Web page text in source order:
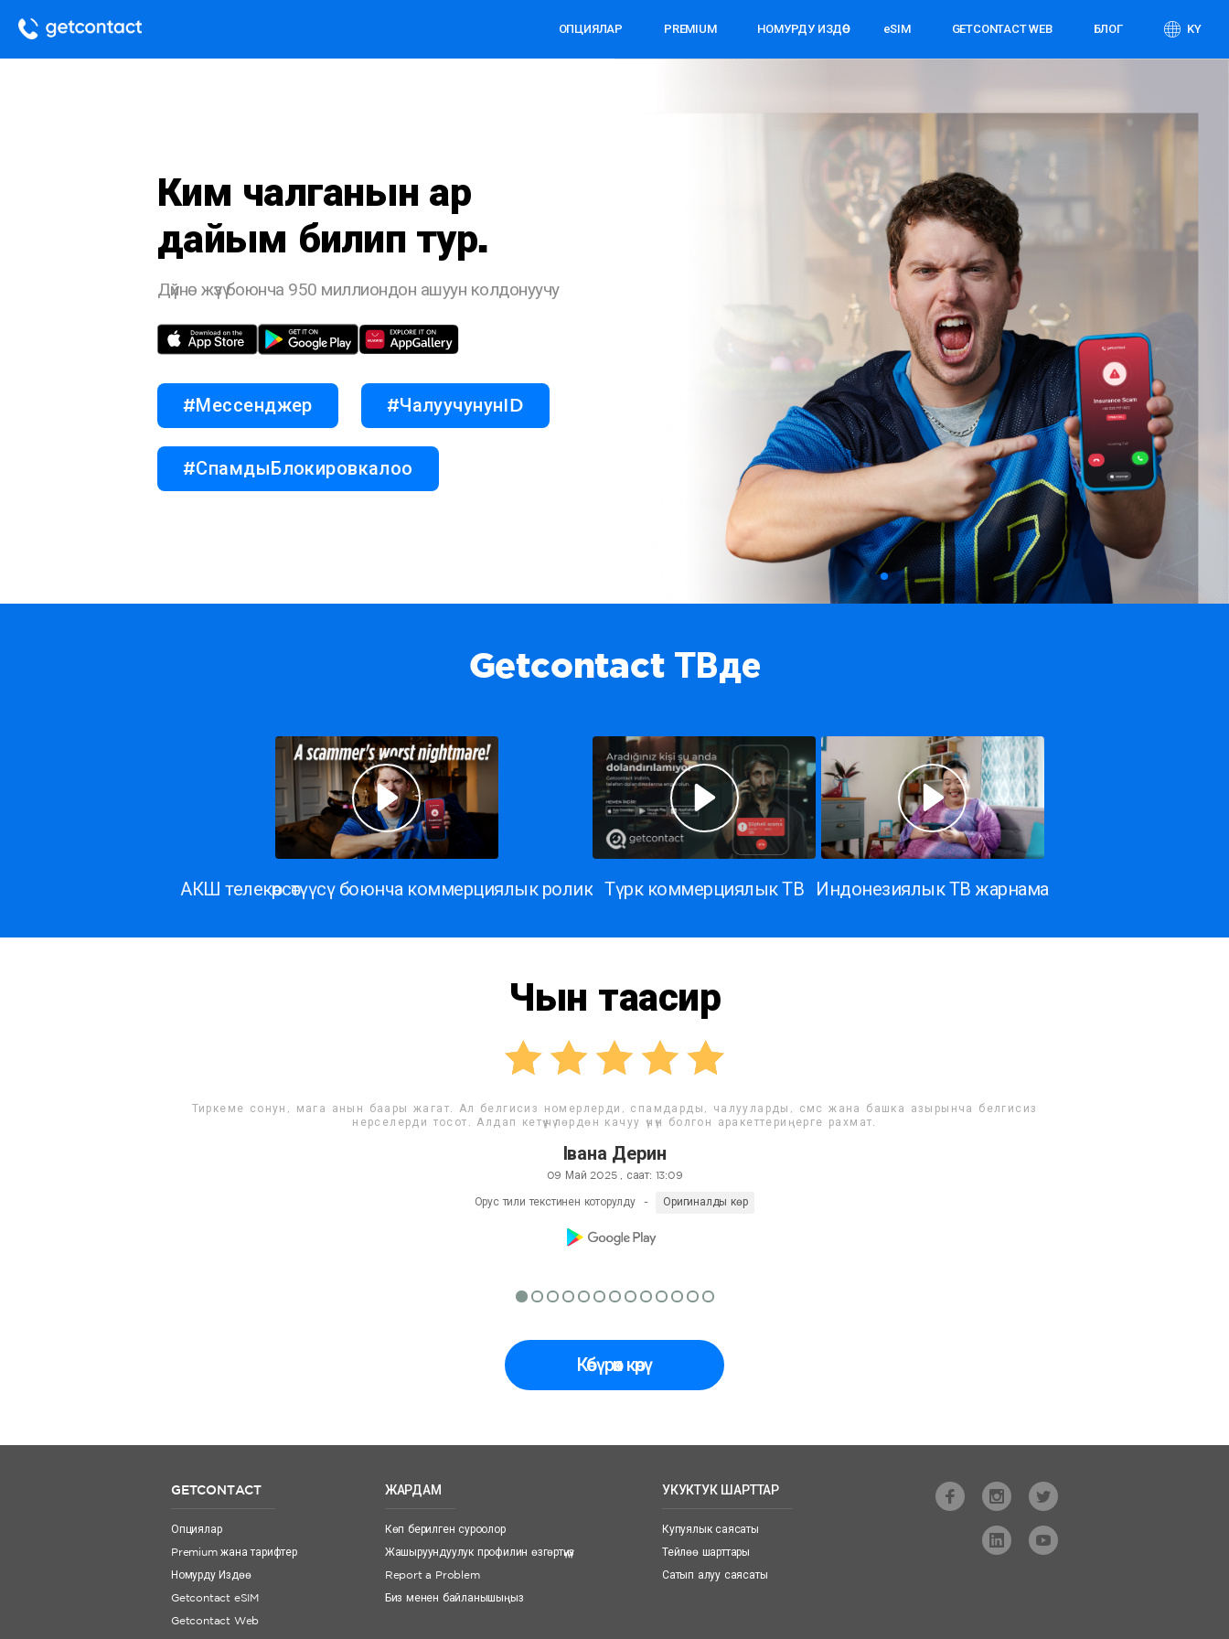
ОПЦИЯЛАР PREMIUM НОМУРДУ ИЗДӨӨ eSIM GETCONTACT WEB БЛОГ KY
Ким чалганын ар
дайым билип тур.
Дүйнө жүзү боюнча 950 миллиондон ашуун колдонуучу
#Мессенджер #ЧалуучунунID
#СпамдыБлокировкалоо
Getcontact ТВде
АКШ телекөрсөтүүсү боюнча коммерциялык ролик Түрк коммерциялык ТВ Индонезиялык ТВ жарнама
Чын таасир
смс жана башка азырынча белгисиз
Рахмат, жакшы колдонмо! Бул ким менен байланышпоо керек экенин түшүнүүгө мүмкүнчүлүк берет, бардык шылуундарды жана
спамдарды бөгөйт. Бул колдонмону колдонгон адамдарга жана программисттерге ийгилик!
Орус тили текстинен которулду
Көбүрөөк көрү
GETCONTACT
Опциялар
Premium жана тарифтер
Номурду Издөө
Getcontact eSIM
Getcontact Web
ЖАРДАМ
Көп берилген суроолор
Жашыруундуулук профилин өзгөртүңүз
Report a Problem
Биз менен байланышыңыз
УКУКТУК ШАРТТАР
Купуялык саясаты
Тейлөө шарттары
Сатып алуу саясаты